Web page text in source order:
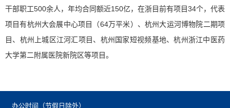
干部职工500余人，年均合同额近150亿，在浙目前有项目34个，代表
项目有杭州大会展中心项目（64万平米）、杭州大运河博物院二期项
目、杭州上城区江河汇项目、杭州国家短视频基地、杭州浙江中医药
大学第二附属医院新院区等项目。
办公时间（节假日除外）